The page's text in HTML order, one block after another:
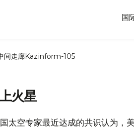
国
间走廊Kazinform-105
火星
太空专家最近达成的共识认为，